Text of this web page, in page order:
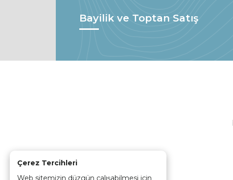
Çerez Tercihleri
Web sitemizin düzgün çalışabilmesi için
Bayilik ve Toptan Satış